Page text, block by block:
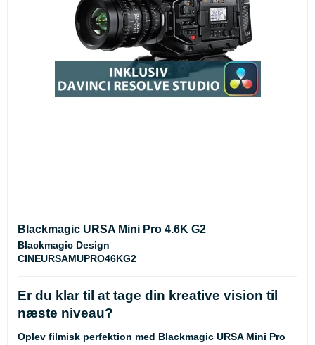
Blackmagic URSA Mini Pro 4.6K G2
Blackmagic Design
CINEURSAMUPRO46KG2
Er du klar til at tage din kreative vision til
næste niveau?
Oplev filmisk perfektion med Blackmagic URSA Mini Pro